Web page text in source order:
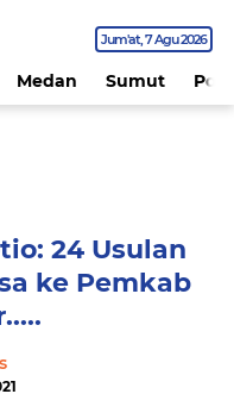
Jum'at 7 Agu 2026
Medan Sumut
24 Usulan
ke Pemkab